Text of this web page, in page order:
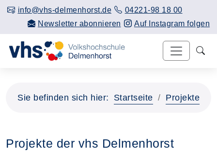
info@vhs-delmenhorst.de
04221-98 18 00
Newsletter abonnieren
Auf Instagram folgen
Sie befinden sich hier: Startseite Projekte
Projekte der vhs Delmenhorst